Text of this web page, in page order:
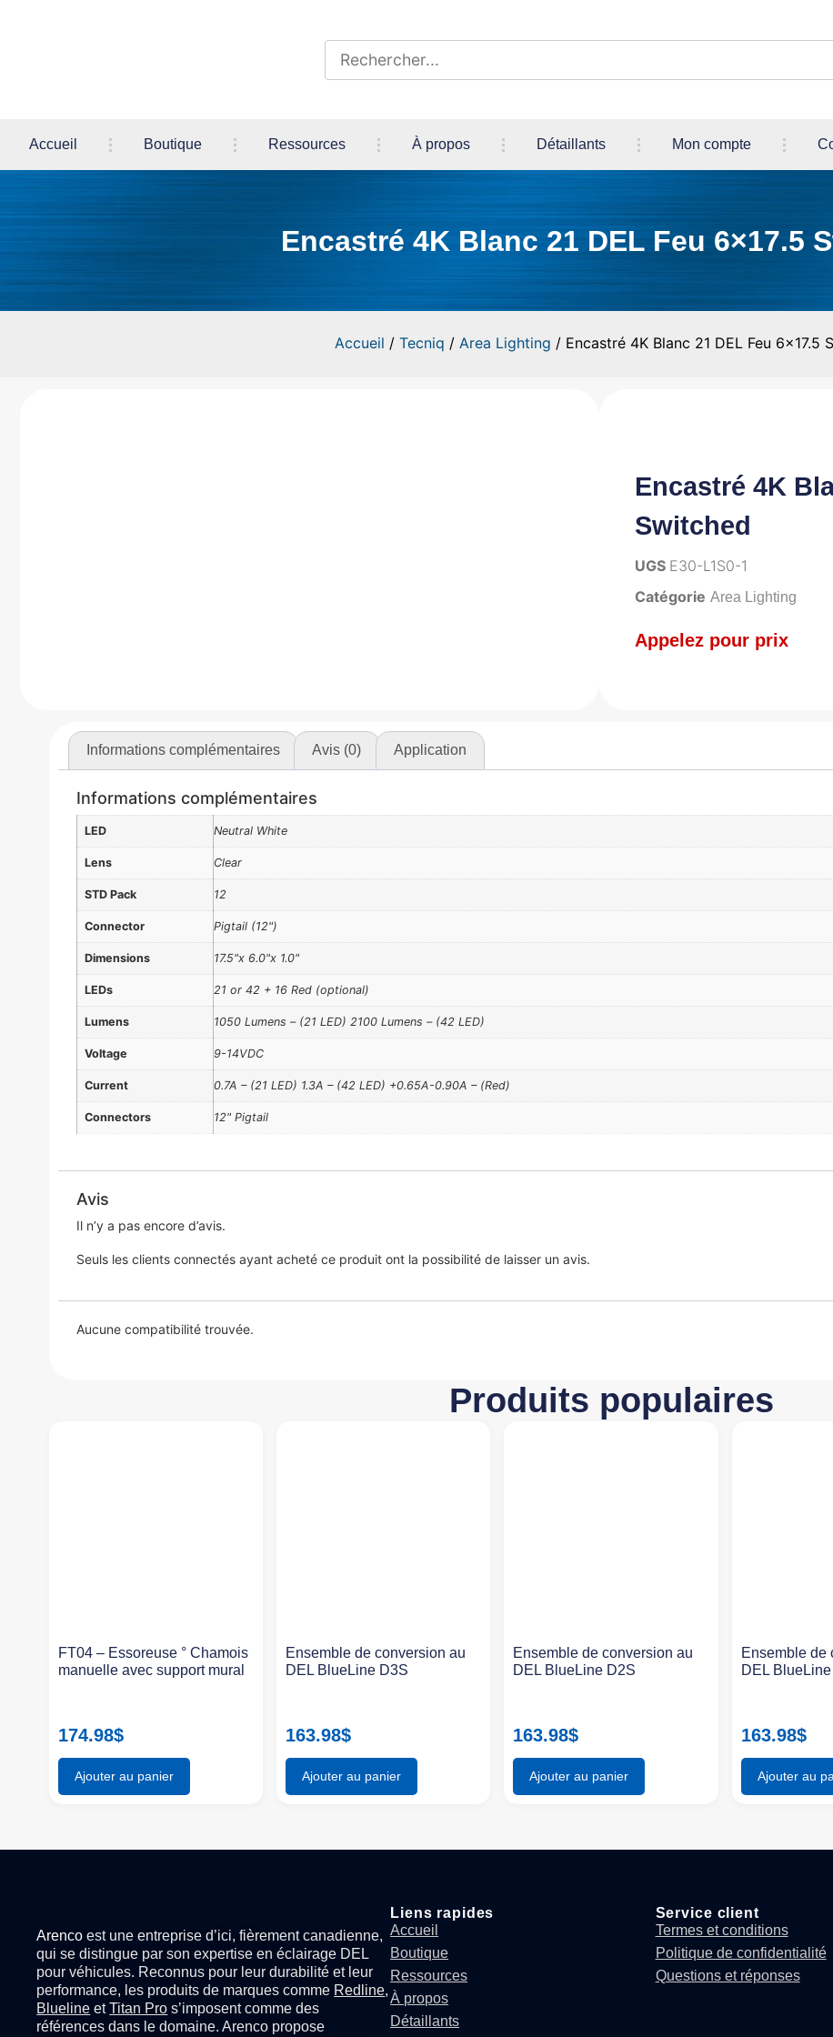
Accueil Boutique Ressources À propos Détaillants Mon compte
Encastré 4K Blanc 21 DEL Feu 6×17.5
Accueil / Tecniq / Area Lighting / Encastré 4K Blanc 21 DEL Feu 6×17.5
Encastré 4K
Switched
UGS E30-L1S0-1
Catégorie Area Lighting
Appelez pour prix
Informations complémentaires Avis (0) Application
Informations complémentaires
LED Neutral White
Lens Clear
STD Pack 12
Connector Pigtail (12")
Dimensions 17.5"x 6.0"x 1.0"
LEDs 21 or 42 + 16 Red (optional)
Lumens 1050 Lumens – (21 LED) 2100 Lumens – (42 LED)
Voltage 9-14VDC
Current 0.7A – (21 LED) 1.3A – (42 LED) +0.65A-0.90A – (Red)
Connectors 12" Pigtail
Avis
Il n’y a pas encore d’avis.
Seuls les clients connectés ayant acheté ce produit ont la possibilité de laisser un avis.
Aucune compatibilité trouvée.
Produits populaires
FT04 – Essoreuse ° Chamois
manuelle avec support mural
174.98$
Ajouter au panier
Ensemble de conversion au
DEL BlueLine D3S
163.98$
Ajouter au panier
Ensemble de conversion au
DEL BlueLine D2S
163.98$
Ajouter au panier
Ensemble de
DEL
163.98$
Ajouter au
Arenco est une entreprise d’ici, fièrement canadienne,
qui se distingue par son expertise enéclairage DEL
pour véhicules. Reconnus pour leur durabilité et leur
performance, les produits de marques comme Redline,
Blueline etTitan Pro s’imposent comme des
références dans le domaine. Arenco propose
Liens rapides
Accueil
Boutique
Ressources
À propos
Détaillants
Service client
Termes et conditions
Politique de confidentialité
Questions et réponses